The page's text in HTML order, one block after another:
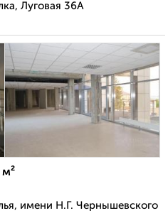
Луговая 36А
имени Н.Г. Чернышевского